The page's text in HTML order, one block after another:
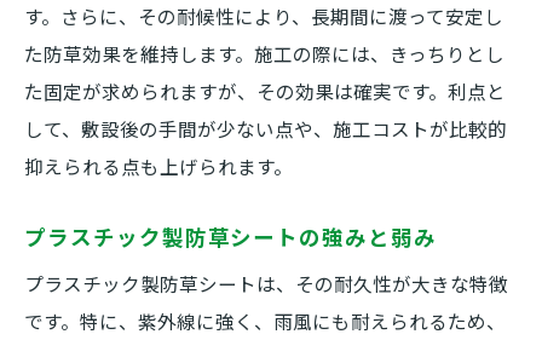
す。さらに、その耐候性により、長期間に渡って安定し
た防草効果を維持します。施工の際には、きっちりとし
た固定が求められますが、その効果は確実です。利点と
して、敷設後の手間が少ない点や、施工コストが比較的
抑えられる点も上げられます。
プラスチック製防草シートの強みと弱み
プラスチック製防草シートは、その耐久性が大きな特徴
です。特に、紫外線に強く、雨風にも耐えられるため、